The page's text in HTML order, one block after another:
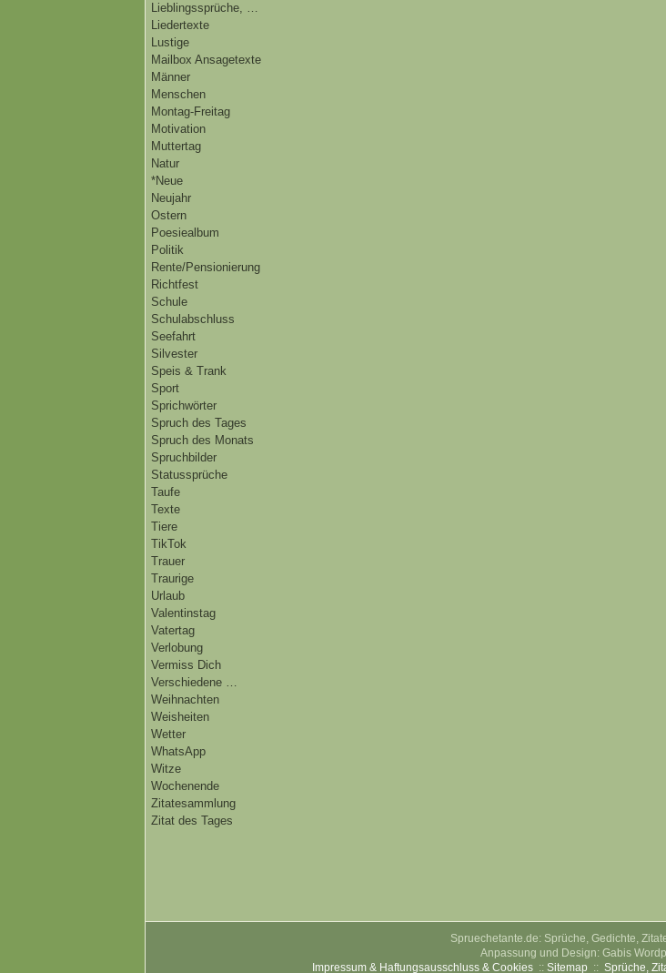
Lieblingssprüche, …
Liedertexte
Lustige
Mailbox Ansagetexte
Männer
Menschen
Montag-Freitag
Motivation
Muttertag
Natur
*Neue
Neujahr
Ostern
Poesiealbum
Politik
Rente/Pensionierung
Richtfest
Schule
Schulabschluss
Seefahrt
Silvester
Speis & Trank
Sport
Sprichwörter
Spruch des Tages
Spruch des Monats
Spruchbilder
Statussprüche
Taufe
Texte
Tiere
TikTok
Trauer
Traurige
Urlaub
Valentinstag
Vatertag
Verlobung
Vermiss Dich
Verschiedene …
Weihnachten
Weisheiten
Wetter
WhatsApp
Witze
Wochenende
Zitatesammlung
Zitat des Tages
Spruechetante.de: Sprüche, Gedichte,
Anpassung und Design: Gabis
Impressum & Haftungsausschluss & Cookies:: Sitemap :: Sprüche,